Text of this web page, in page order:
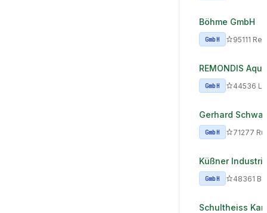
Böhme GmbH
GmbH 95111
REMONDIS
GmbH 44536
Gerhard
GmbH 71277
Küßner
GmbH 48361
Schultheiss